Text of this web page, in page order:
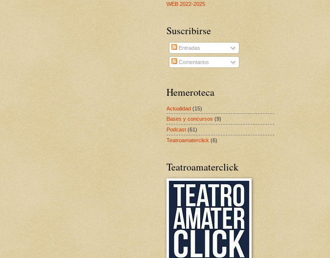
WEB 2022-2025
Suscribirse
Entradas
Comentarios
Hemeroteca
Actualidad (15)
Bases y concursos (9)
Podcast (61)
Teatroamaterclick (6)
Teatroamaterclick